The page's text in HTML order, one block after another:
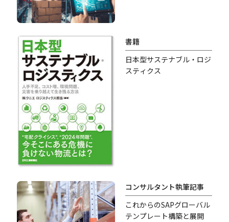
書籍
日本型サステナブル・ロジ
スティクス
コンサルタント執筆記事
これからのSAPグローバル
テンプレート構築と展開